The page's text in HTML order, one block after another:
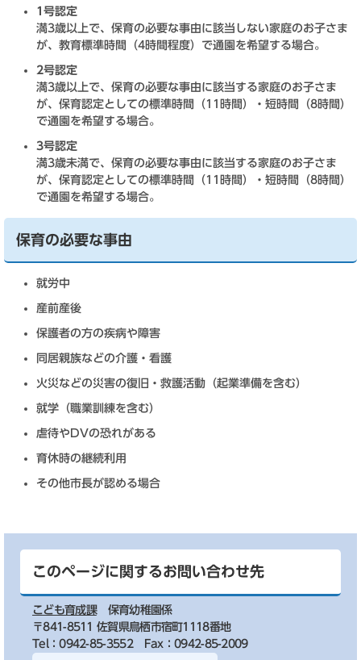
1号認定
満3歳以上で、保育の必要な事由に該当しない家庭のお子さま
が、教育標準時間（4時間程度）で通園を希望する場合。
2号認定
満3歳以上で、保育の必要な事由に該当する家庭のお子さま
が、保育認定としての標準時間（11時間）・短時間（8時間）
で通園を希望する場合。
3号認定
満3歳未満で、保育の必要な事由に該当する家庭のお子さま
が、保育認定としての標準時間（11時間）・短時間（8時間）
で通園を希望する場合。
保育の必要な事由
就労中
産前産後
保護者の方の疾病や障害
同居親族などの介護・看護
火災などの災害の復旧・救護活動（起業準備を含む）
就学（職業訓練を含む）
虐待やDVの恐れがある
育休時の継続利用
その他市長が認める場合
このページに関するお問い合わせ先
こども育成課
保育幼稚園係
〒841-8511 佐賀県鳥栖市宿町1118番地
Tel：0942-85-3552
Fax：0942-85-2009